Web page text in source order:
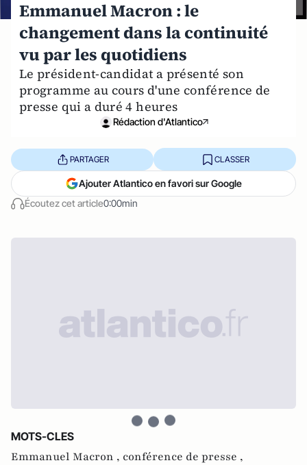
Emmanuel Macron : le
changement dans la continuité
vu par les quotidiens
Le président-candidat a présenté son
programme au cours d'une conférence de
presse qui a duré 4 heures
Rédaction d'Atlantico
Écoutez cet article0:00min
PARTAGER CLASSER
Ajouter Atlantico en favori sur Google
MOTS-CLES
Emmanuel Macron , conférence de presse ,